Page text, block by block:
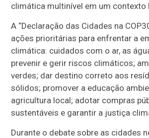
climática multinível em um contexto
A “Declaração das Cidades na
ações prioritárias para enfrentar a
climática: cuidados com o ar, as
prevenir e gerir riscos climáticos;
verdes; dar destino correto aos
sólidos; promover a educação
agricultura local; adotar compras
sustentáveis e garantir a justiça
Durante o debate sobre as cidades